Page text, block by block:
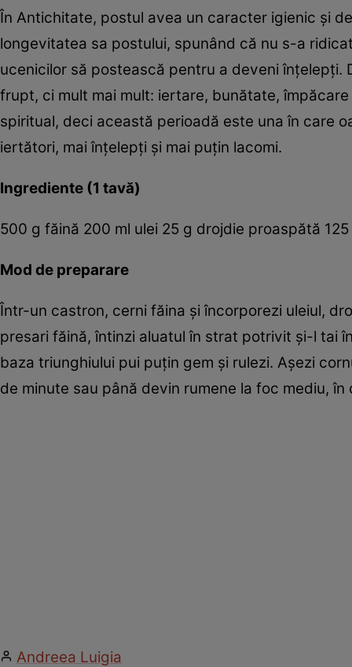
În Antichitate, postul avea un caracter igienic şi
longevitatea sa postului, spunând că nu s-a
ucenicilor să postească pentru a deveni înţelepţi.
frupt, ci mult mai mult: iertare, bunătate,
spiritual, deci această perioadă este una în care
iertători, mai înţelepţi şi mai puţin lacomi.
Ingrediente (1 tavă)
500 g făină 200 ml ulei 25 g drojdie proaspătă
Mod de preparare
Într-un castron, cerni făina şi încorporezi uleiul,
presari făină, întinzi aluatul în strat potrivit şi-l tai
baza triunghiului pui puţin gem şi rulezi. Aşezi
de minute sau până devin rumene la foc mediu,
Andreea Luigia